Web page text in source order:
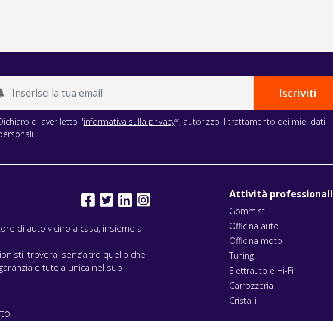
di aver letto l'informativa sulla privacy*, autorizzo il trattamento dei miei dati
di auto vicino a casa, insieme a
troverai senz’altro quello che
e tutela unica nel suo
Attività professionali
Gommisti
Officina auto
Officina moto
Tuning
Elettrauto e Hi-Fi
Carrozzeria
Cristalli